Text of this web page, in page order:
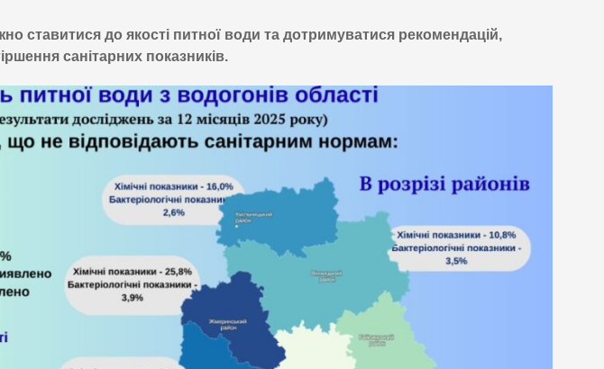
ставитися до якості питної води та дотримуватися рекомендацій,
санітарних показників.